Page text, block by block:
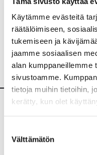
Käytämme evästeitä
räätälöimiseen,
tukemiseen ja
jaamme sosiaalisen
alan kumppaneillemme
sivustoamme.
tietoja muihin tietoihin,
kerätty, kun olet
valinta
Välttämätön
KAIKKI UUTISET